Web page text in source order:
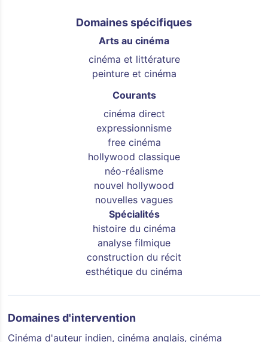
Domaines spécifiques
Arts au cinéma
cinéma et littérature
peinture et cinéma
Courants
cinéma direct
expressionnisme
free cinéma
hollywood classique
néo-réalisme
nouvel hollywood
nouvelles vagues
Spécialités
histoire du cinéma
analyse filmique
construction du récit
esthétique du cinéma
Domaines d'intervention
Cinéma d'auteur indien, cinéma anglais, cinéma